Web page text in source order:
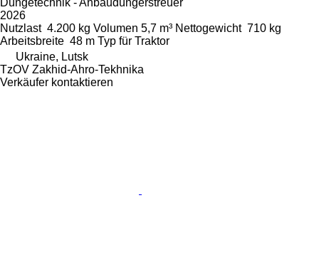
Düngetechnik - Anbaudüngerstreuer
2026
Nutzlast 4.200 kg Volumen 5,7 m³ Nettogewicht 710 kg
Arbeitsbreite 48 m Typ für Traktor
Ukraine, Lutsk
TzOV Zakhid-Ahro-Tekhnika
Verkäufer kontaktieren